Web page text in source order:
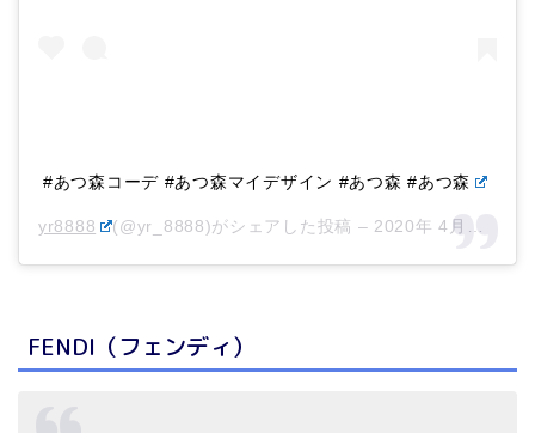
#あつ森コーデ #あつ森マイデザイン #あつ森 #あつ森
yr8888 (@yr_8888)がシェアした投稿 – 2020年 4月月9日午前9時26分PDT
FENDI（フェンディ）